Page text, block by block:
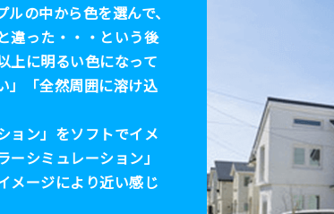
の中から色を選んで、
違った・・・という後
上に明るい色になって
」「全然周囲に溶け込
ョン」をソフトでイメ
シミュレーション」
メージにより近い感じ